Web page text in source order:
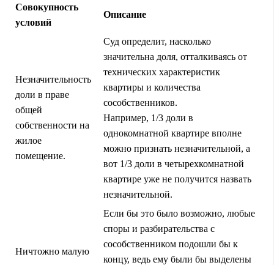
Совокупность
условий
Описание
Незначительность
доли в праве
общей
собственности на
жилое
помещение.
Суд определит, насколько
значительна доля, отталкиваясь от
технических характеристик
квартиры и количества
сособственников.
Например, 1/3 доли в
однокомнатной квартире вполне
можно признать незначительной, а
вот 1/3 доли в четырехкомнатной
квартире уже не получится назвать
незначительной.
Ничтожно малую
Если бы это было возможно, любые
споры и разбирательства с
сособственником подошли бы к
концу, ведь ему были бы выделены